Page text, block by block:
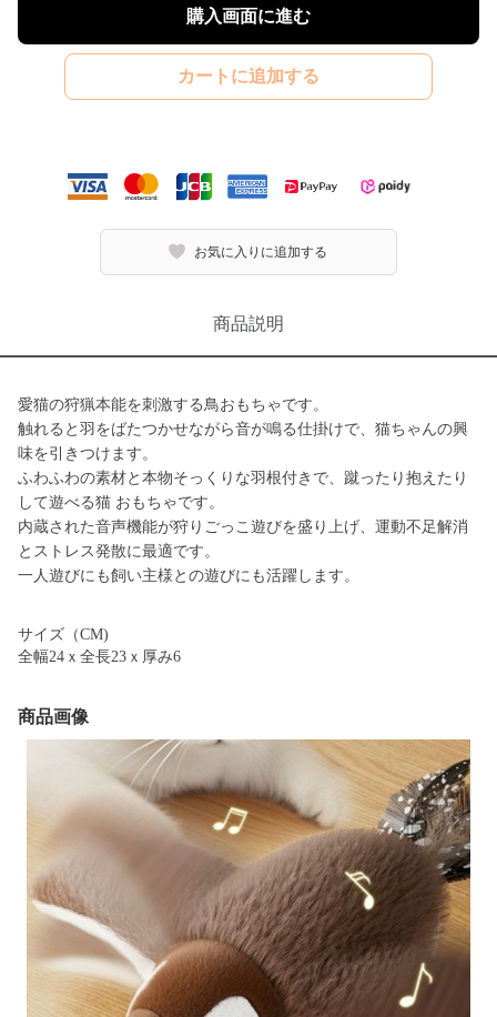
購入画面に進む
カートに追加する
お気に入りに追加する
商品説明
愛猫の狩猟本能を刺激する鳥おもちゃです。
触れると羽をばたつかせながら音が鳴る仕掛けで、猫ちゃんの興
味を引きつけます。
ふわふわの素材と本物そっくりな羽根付きで、蹴ったり抱えたり
して遊べる猫 おもちゃです。
内蔵された音声機能が狩りごっこ遊びを盛り上げ、運動不足解消
とストレス発散に最適です。
一人遊びにも飼い主様との遊びにも活躍します。
サイズ（CM)
全幅24ｘ全長23ｘ厚み6
商品画像